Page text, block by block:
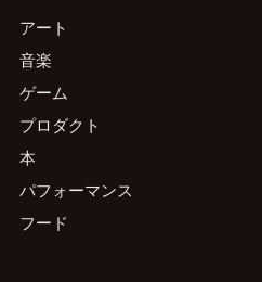
アート
音楽
ゲーム
プロダクト
本
パフォーマンス
フード